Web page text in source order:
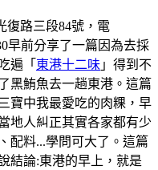
復路三段84號，電
早前分享了一篇因為去採
遍「 東港十二味 」得到不
黑鮪魚去一趟東港。這篇
寶中我最愛吃的肉粿，早
地人糾正其實各家都有少
配料...學問可大了。這篇
結論:東港的早上，就是